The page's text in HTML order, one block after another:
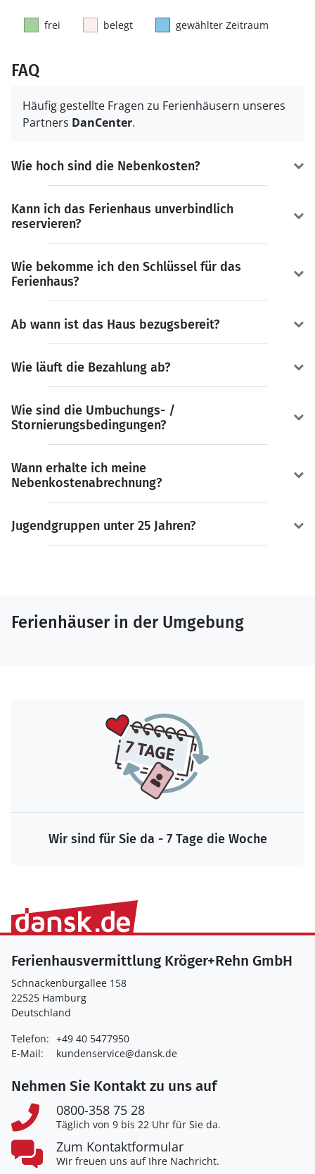
frei belegt gewählter Zeitraum
FAQ
Häufig gestellte Fragen zu Ferienhäusern unseres
Partners DanCenter.
Wie hoch sind die Nebenkosten?
Kann ich das Ferienhaus unverbindlich
reservieren?
Wie bekomme ich den Schlüssel für das
Ferienhaus?
Ab wann ist das Haus bezugsbereit?
Wie läuft die Bezahlung ab?
Wie sind die Umbuchungs- /
Stornierungsbedingungen?
Wann erhalte ich meine
Nebenkostenabrechnung?
Jugendgruppen unter 25 Jahren?
Ferienhäuser in der Umgebung
Wir sind für Sie da - 7 Tage die Woche
Ferienhausvermittlung Kröger+Rehn GmbH
Schnackenburgallee 158
22525 Hamburg
Deutschland
Telefon: +49 40 5477950
E-Mail:
kundenservice@dansk.de
Nehmen Sie Kontakt zu uns auf
0800-358 75 28
Täglich von 9 bis 22 Uhr für Sie da.
Zum Kontaktformular
Wir freuen uns auf Ihre Nachricht.